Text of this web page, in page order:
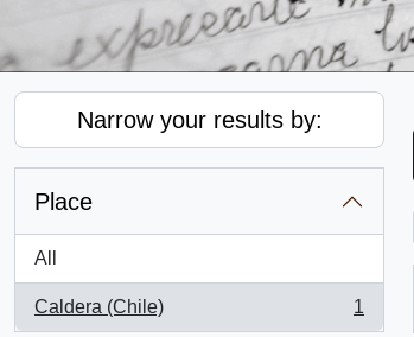
Narrow your results by:
Place
All
Caldera (Chile)
, 1 results
1